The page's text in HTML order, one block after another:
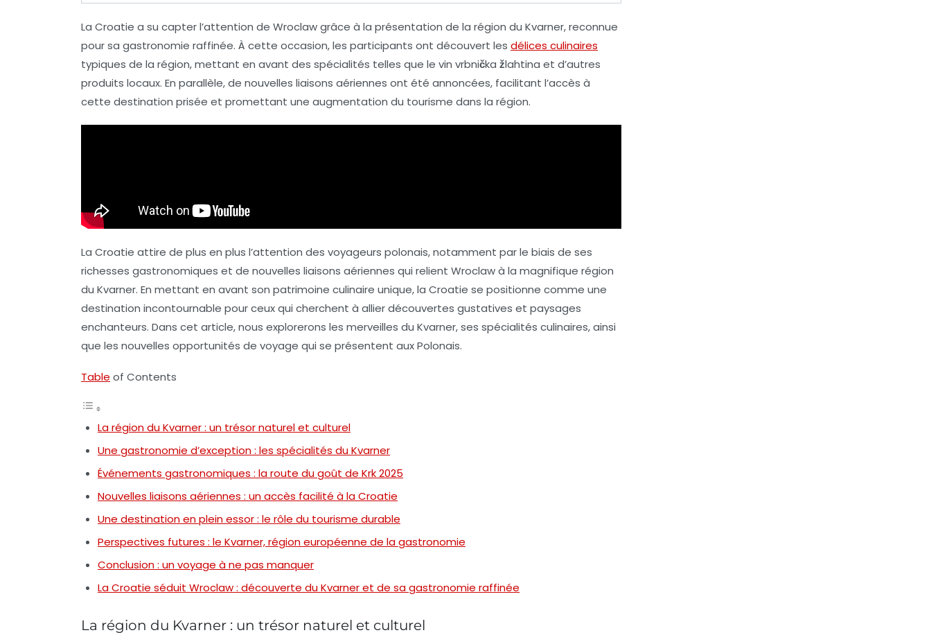
La Croatie a su capter l’attention de Wroclaw grâce à la présentation de la région du Kvarner, reconnue
pour sa gastronomie raffinée. À cette occasion, les participants ont découvert les délices culinaires
typiques de la région, mettant en avant des spécialités telles que le vin vrbnička žlahtina et d’autres
produits locaux. En parallèle, de nouvelles liaisons aériennes ont été annoncées, facilitant l’accès à
cette destination prisée et promettant une augmentation du tourisme dans la région.
La Croatie attire de plus en plus l’attention des voyageurs polonais, notamment par le biais de ses
richesses gastronomiques et de nouvelles liaisons aériennes qui relient Wroclaw à la magnifique région
du Kvarner. En mettant en avant son patrimoine culinaire unique, la Croatie se positionne comme une
destination incontournable pour ceux qui cherchent à allier découvertes gustatives et paysages
enchanteurs. Dans cet article, nous explorerons les merveilles du Kvarner, ses spécialités culinaires, ainsi
que les nouvelles opportunités de voyage qui se présentent aux Polonais.
Table of Contents
La région du Kvarner : un trésor naturel et culturel
Une gastronomie d’exception : les spécialités du Kvarner
Événements gastronomiques : la route du goût de Krk 2025
Nouvelles liaisons aériennes : un accès facilité à la Croatie
Une destination en plein essor : le rôle du tourisme durable
Perspectives futures : le Kvarner, région européenne de la gastronomie
Conclusion : un voyage à ne pas manquer
La Croatie séduit Wroclaw : découverte du Kvarner et de sa gastronomie raffinée
La région du Kvarner : un trésor naturel et culturel